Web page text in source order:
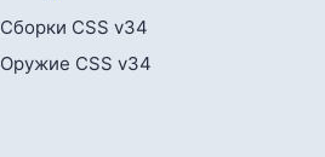
Сборки CSS v34
Оружие CSS v34